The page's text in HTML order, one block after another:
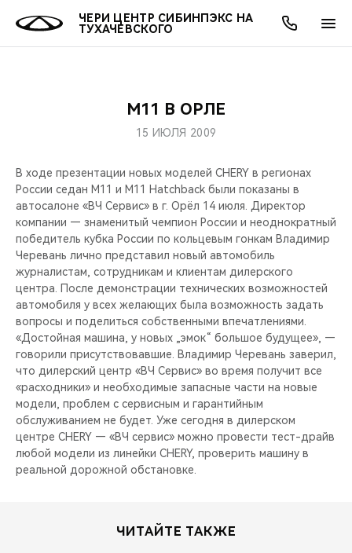
ЧЕРИ ЦЕНТР СИБИНПЭКС НА
ТУХАЧЕВСКОГО
МОДЕЛИ
КРОССОВЕРЫ
СЕДАНЫ
НОВИНКИ
ПОКУПАТЕЛЯМ
КРЕДИТ И СТРАХОВАНИЕ
ВЛАДЕЛЬЦАМ
ЗАПЧАСТИ И АКСЕССУАРЫ
ПОДДЕРЖКА
CHERY CONNECT
МИР CHERY
О БРЕНДЕ
CHERY В СОЦСЕТЯХ
ЛЮДИ CHERY
БЛАГОТВОРИТЕЛЬНОСТЬ
CHERY REMOTE
CHERY И СПОРТ
НАШИ МЕРОПРИЯТИЯ
ВИДЕООБЗОРЫ
АКЦИИ
ОНЛАЙН СЕРВИСЫ
КРЕДИТ
О КОМПАНИИ
МЫ В СОЦСЕТЯХ
М11 В ОРЛЕ
15 ИЮЛЯ 2009
В ходе презентации новых моделей CHERY в регионах
России седан M11 и М11 Hatchback были показаны в
автосалоне «ВЧ Сервис» в г. Орёл 14 июля. Директор
компании — знаменитый чемпион России и неоднократный
победитель кубка России по кольцевым гонкам Владимир
Черевань лично представил новый автомобиль
журналистам, сотрудникам и клиентам дилерского
центра. После демонстрации технических возможностей
автомобиля у всех желающих была возможность задать
вопросы и поделиться собственными впечатлениями.
«Достойная машина, у новых „эмок“ большое будущее», —
говорили присутствовавшие. Владимир Черевань заверил,
что дилерский центр «ВЧ Сервис» во время получит все
«расходники» и необходимые запасные части на новые
модели, проблем с сервисным и гарантийным
обслуживанием не будет. Уже сегодня в дилерском
центре CHERY — «ВЧ сервис» можно провести тест-драйв
любой модели из линейки CHERY, проверить машину в
реальной дорожной обстановке.
ЧИТАЙТЕ ТАКЖЕ